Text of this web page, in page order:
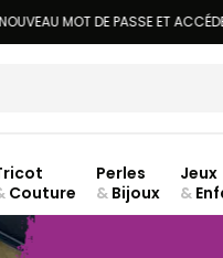
70€.VOIR CONDITIONS
Couture
Perles
& Bijoux
Jeux
&